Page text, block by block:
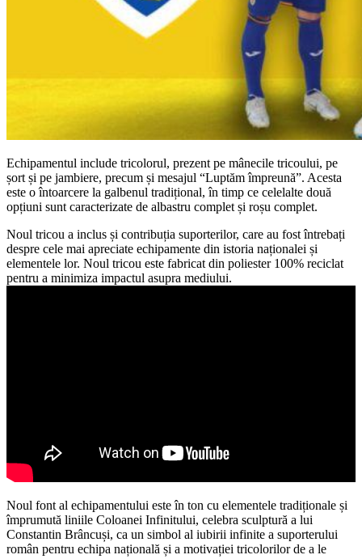
Echipamentul include tricolorul, prezent pe mânecile tricoului, pe
șort și pe jambiere, precum și mesajul “Luptăm împreună”. Acesta
este o întoarcere la galbenul tradițional, în timp ce celelalte două
opțiuni sunt caracterizate de albastru complet și roșu complet.
Noul tricou a inclus și contribuția suporterilor, care au fost întrebați
despre cele mai apreciate echipamente din istoria naționalei și
elementele lor. Noul tricou este fabricat din poliester 100% reciclat
pentru a minimiza impactul asupra mediului.
Noul font al echipamentului este în ton cu elementele tradiționale și
împrumută liniile Coloanei Infinitului, celebra sculptură a lui
Constantin Brâncuși, ca un simbol al iubirii infinite a suporterului
român pentru echipa națională și a motivației tricolorilor de a le